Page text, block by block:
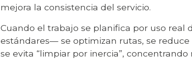
mejora la consistencia del servicio.
Cuando el trabajo se planifica por uso real
estándares— se optimizan rutas, se
se evita “limpiar por inercia”,